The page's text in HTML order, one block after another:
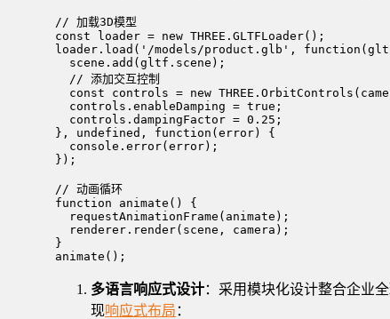
// 加载3D模型
const loader = new THREE.GLTFLoader();
loader.load('/models/product.glb',
scene.add(gltf.scene);
// 添加交互控制
const controls = new
controls.enableDamping = true;
controls.dampingFactor = 0.25;
}, undefined, function(error) {
console.error(error);
});
// 动画循环
function animate() {
requestAnimationFrame(animate);
renderer.render(scene, camera);
}
animate();
多语言响应式设计：采用模块化设计整合企业
现响应式布局 ：